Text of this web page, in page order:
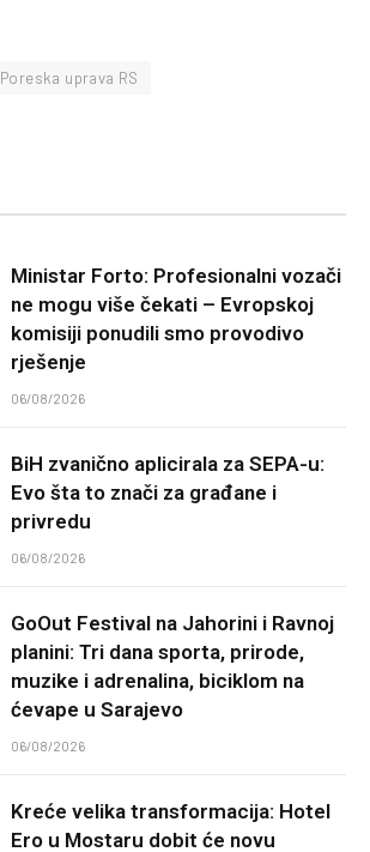
Poreska uprava RS
Ministar Forto: Profesionalni vozači
ne mogu više čekati – Evropskoj
komisiji ponudili smo provodivo
rješenje
06/08/2026
BiH zvanično aplicirala za SEPA-u:
Evo šta to znači za građane i
privredu
06/08/2026
GoOut Festival na Jahorini i Ravnoj
planini: Tri dana sporta, prirode,
muzike i adrenalina, biciklom na
ćevape u Sarajevo
06/08/2026
Kreće velika transformacija: Hotel
Ero u Mostaru dobit će novu